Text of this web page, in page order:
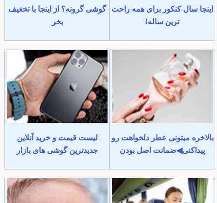
اینجا سال کنکور برای همه راحت
ترین ساله!
گوشی گرونه؟ از اینجا با تخغیف
بخر
بالاخره میتونی عطر دلخواهت رو
پیداکنی◀ضمانت اصل بودن
لیست قیمت و خرید آنلاین
جدیدترین گوشی های بازار